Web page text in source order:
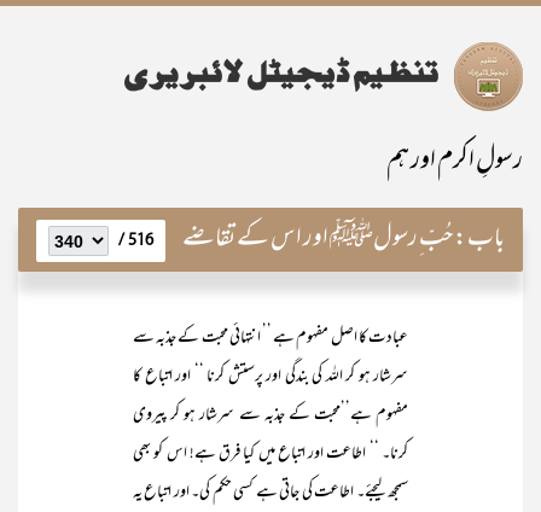
رسولِ اکرم اور ہم
باب:حُبّ ِرسولﷺ اور اس کے تقاضے 516 /
عبادت کا اصل مفہوم ہے ’’ انتہائی محبت کے جذبہ سے
سرشار ہو کر اللہ کی بندگی اور پرستش کرنا ‘‘ اور اتباع کا
مفہوم ہے’’محبت کے جذبہ سے سرشار ہو کر پیروی
کرنا۔ ‘‘ اطاعت اور اتباع میں کیا فرق ہے! اس کو بھی
سمجھ لیجئے۔ اطاعت کی جاتی ہے کسی حکم کی۔ اور اتباع یہ